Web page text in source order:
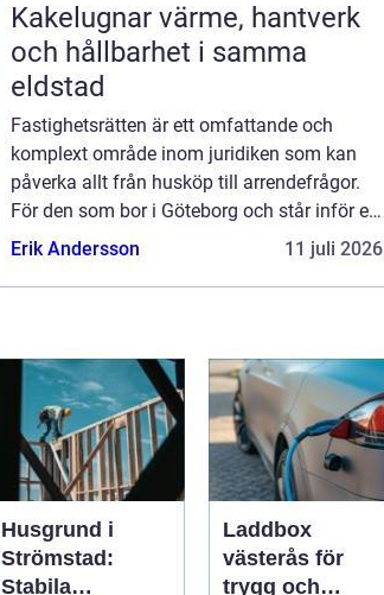
Kakelugnar värme, hantverk
och hållbarhet i samma
eldstad
Fastighetsrätten är ett omfattande och
komplext område inom juridiken som kan
påverka allt från husköp till arrendefrågor.
För den som bor i Göteborg och står inför en
fastighetsrelaterad tv...
Erik Andersson 11 juli 2026
Husgrund i
Strömstad:
Stabila
Laddbox
västerås för
trygg och